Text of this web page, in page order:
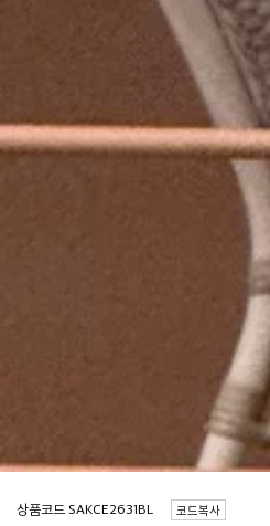
상품코드 코드복사